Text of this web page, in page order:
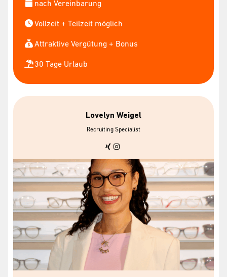
nach Vereinbarung
Vollzeit + Teilzeit möglich
Attraktive Vergütung + Bonus
30 Tage Urlaub
Lovelyn Weigel
Recruiting Specialist